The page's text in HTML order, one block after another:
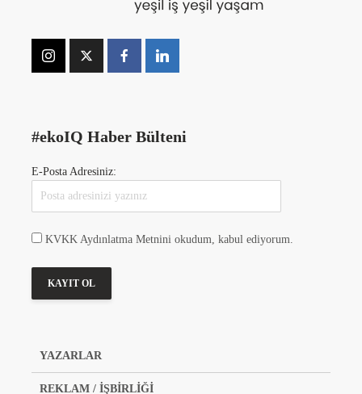
#ekoIQ Haber Bülteni
E-Posta Adresiniz:
KVKK Aydınlatma Metnini okudum, kabul ediyorum.
YAZARLAR
REKLAM / İŞBİRLİĞİ